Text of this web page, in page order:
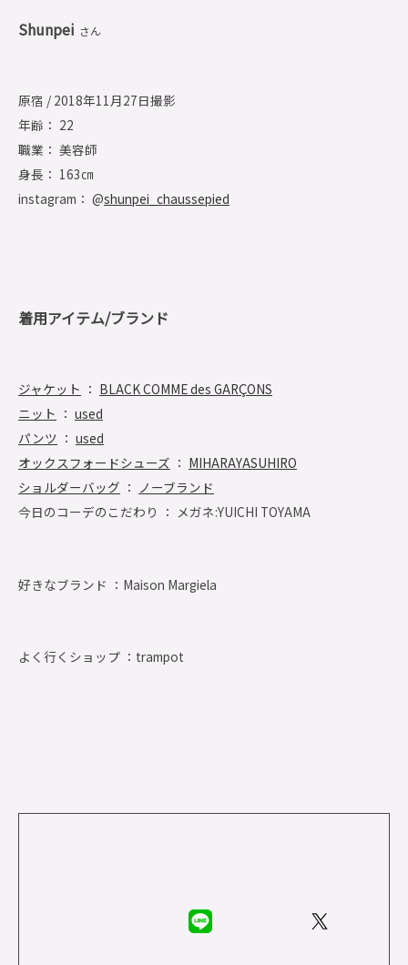
Shunpei さん
原宿 / 2018年11月27日撮影
年齢： 22
職業： 美容師
身長： 163㎝
instagram： @shunpei_chaussepied
着用アイテム/ブランド
ジャケット ： BLACK COMME des GARÇONS
ニット ： used
パンツ ： used
オックスフォードシューズ ： MIHARAYASUHIRO
ショルダーバッグ ： ノーブランド
今日のコーデのこだわり ： メガネ:YUICHI TOYAMA
好きなブランド ： Maison Margiela
よく行くショップ ： trampot